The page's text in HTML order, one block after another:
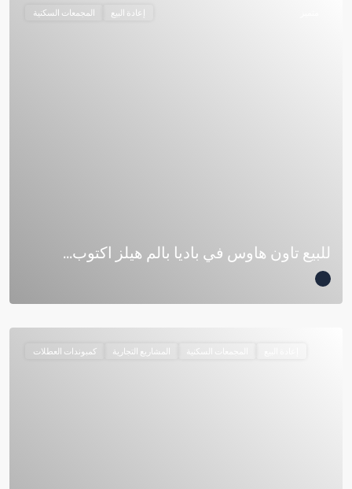
إعادة البيع المجمعات السكنية
للبيع تاون هاوس في باديا بالم هيلز اكتوب...
المجمعات السكنية المشاريع التجارية كمبوندات العطلات